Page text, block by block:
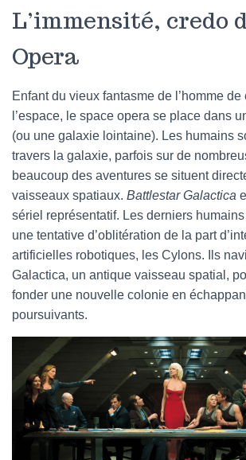
L’immensité, credo
Opera
Enfant du vieux fantasme de l’homme de
l’espace, le space opera se place dans
(ou une galaxie lointaine). Les humains
travers la galaxie, parfois sur de
beaucoup des aventures se situent
vaisseaux spatiaux. Battlestar Galactica
sériel représentatif. Les derniers
une tentative d’oblitération de la part
artificielles robotiques, les Cylons. Ils
Galactica, un antique vaisseau spatial,
fonder une nouvelle colonie en
poursuivants.